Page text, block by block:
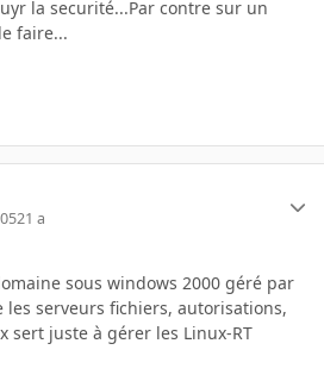
la securité...Par contre sur un
faire...
21 a
sous windows 2000 géré par
les serveurs fichiers, autorisations,
sert juste à gérer les Linux-RT